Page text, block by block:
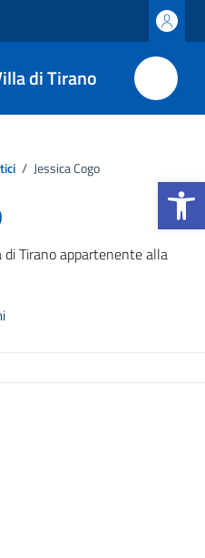
Apri la
di Tirano
/ Jessica Cogo
di Tirano appartenente alla